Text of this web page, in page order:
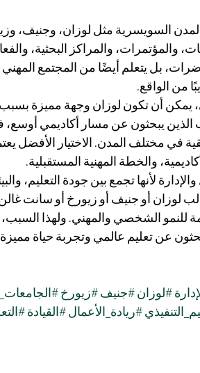
السويسرية مثل لوزان، وجنيف،
والمؤتمرات، والمراكز البحثية،
بل يتعلم أيضًا من المجتمع
من الواقع.
يمكن أن تكون لوزان وجهة مميزة
الذين يبحثون عن مسار أكاديمي أوسع،
في مختلف المدن. الاختيار الأفضل
والخطة المهنية المستقبلية.
لأنها تجمع بين جودة التعليم،
لوزان أو جنيف أو زيورخ أو سانت
للنمو الشخصي والمهني. ولهذا السبب،
عن تعليم عالمي وتجربة حياة
#لوزان#جنيف#زيورخ
#ريادة_الأعمال#القيادة